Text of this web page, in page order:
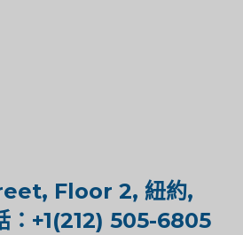
Floor 2, 紐約,
：+1(212) 505-6805